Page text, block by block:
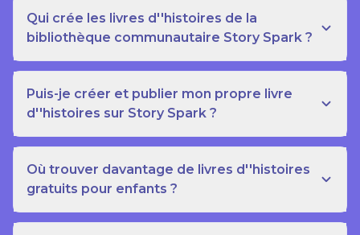
Qui crée les livres d''histoires de la
bibliothèque communautaire Story Spark ?
Puis-je créer et publier mon propre livre
d''histoires sur Story Spark ?
Où trouver davantage de livres d''histoires
gratuits pour enfants ?